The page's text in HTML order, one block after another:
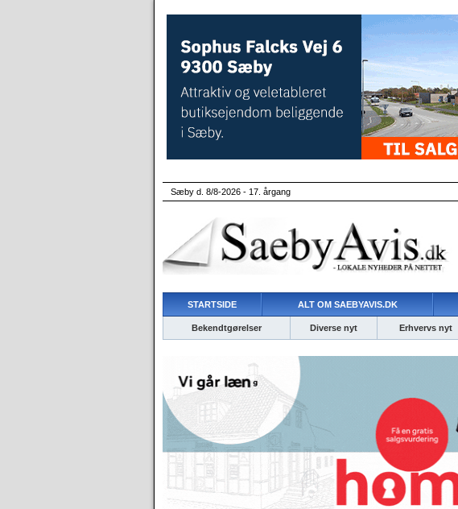
Sæby d. 8/8-2026 - 17. årgang
STARTSIDE ALT OM SAEBYAVIS.DK
Bekendtgørelser Diverse nyt Erhvervs nyt